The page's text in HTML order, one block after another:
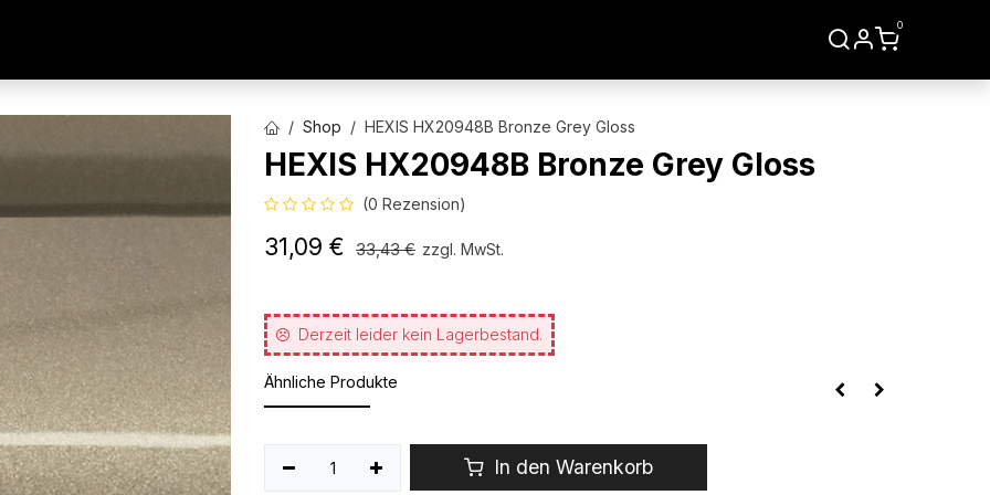
0
Shop HEXIS HX20948B Bronze Grey Gloss
HEXIS HX20948B Bronze Grey Gloss
(0 Rezension)
31,09 € 33,43€ zzgl. MwSt.
Derzeit leider kein Lagerbestand.
Ähnliche Produkte
In den Warenkorb